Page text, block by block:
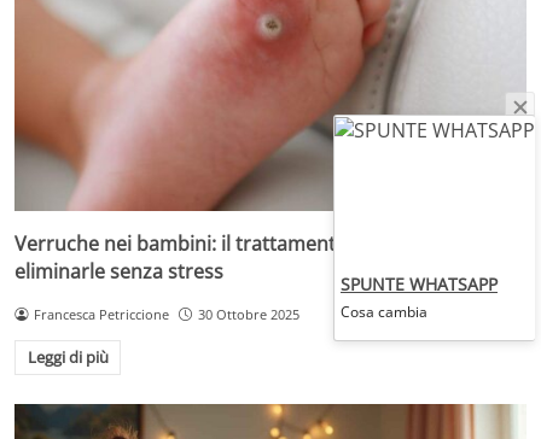
Verruche nei bambini: il trattamento più adatto per
eliminarle senza stress
Francesca Petriccione 30 Ottobre 2025
Leggi di più
SPUNTE WHATSAPP
Cosa cambia